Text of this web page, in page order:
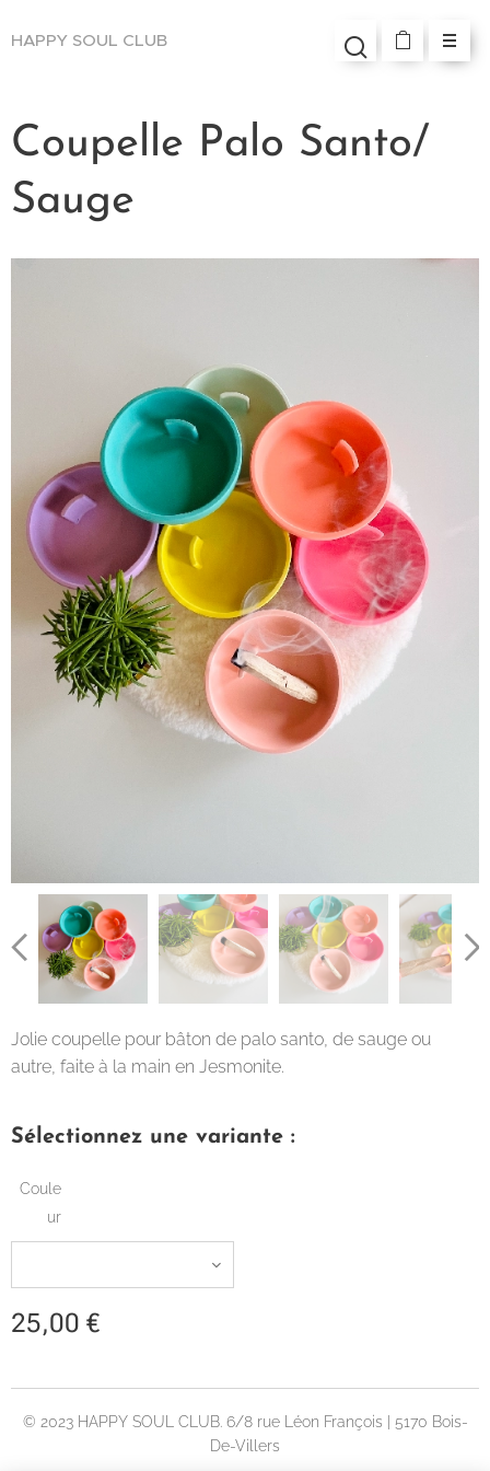
HAPPY SOUL CLUB
Coupelle Palo Santo/
Sauge
Jolie coupelle pour bâton de palo santo, de sauge ou
autre, faite à la main en Jesmonite.
Sélectionnez une variante :
Coule
ur
25,00 €
© 2023 HAPPY SOUL CLUB. 6/8 rue Léon François | 5170 Bois-
De-Villers